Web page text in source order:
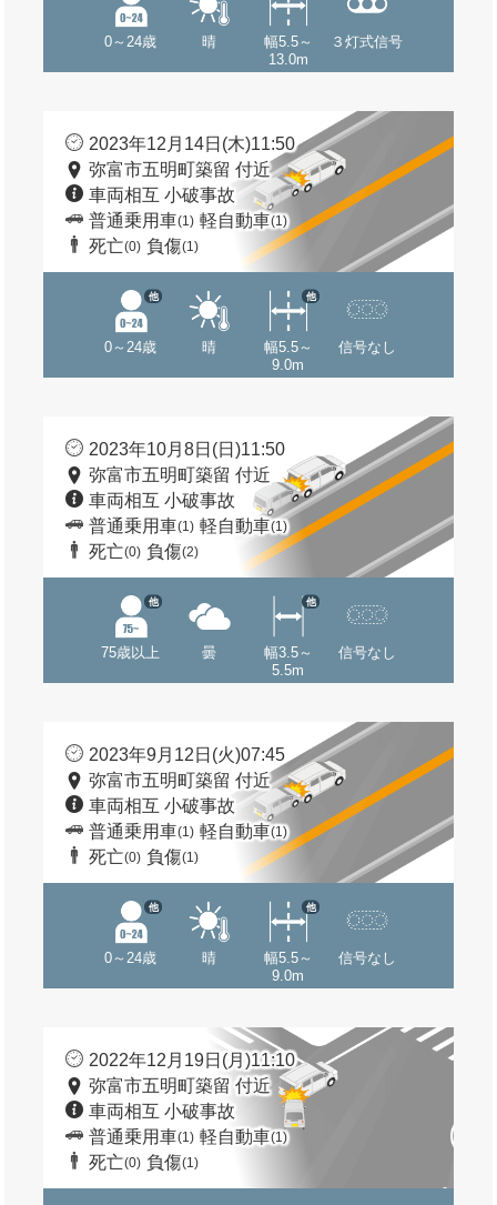
0～24歳 晴
幅5.5～
13.0m
３灯式信号
2023年12月14日(木)11:50
弥富市五明町築留 付近
車両相互 小破事故
普通乗用車(1) 軽自動車(1)
死亡(0) 負傷(1)
0～24歳
他
晴
幅5.5～
9.0m
他
信号なし
2023年10月8日(日)11:50
弥富市五明町築留 付近
車両相互 小破事故
普通乗用車(1) 軽自動車(1)
死亡(0) 負傷(2)
75歳以上
他
曇
幅3.5～
5.5m
他
信号なし
2023年9月12日(火)07:45
弥富市五明町築留 付近
車両相互 小破事故
普通乗用車(1) 軽自動車(1)
死亡(0) 負傷(1)
0～24歳
他
晴
幅5.5～
9.0m
他
信号なし
2022年12月19日(月)11:10
弥富市五明町築留 付近
車両相互 小破事故
普通乗用車(1) 軽自動車(1)
死亡(0) 負傷(1)